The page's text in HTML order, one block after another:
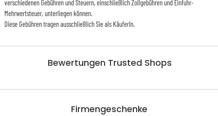
Bewertungen Trusted Shops
verschiedenen Gebühren und Steuern, einschließlich Zollgebühren und Einfuhr-
Mehrwertsteuer, unterliegen können.
Diese Gebühren tragen ausschließlich Sie als KäuferIn.
Firmengeschenke